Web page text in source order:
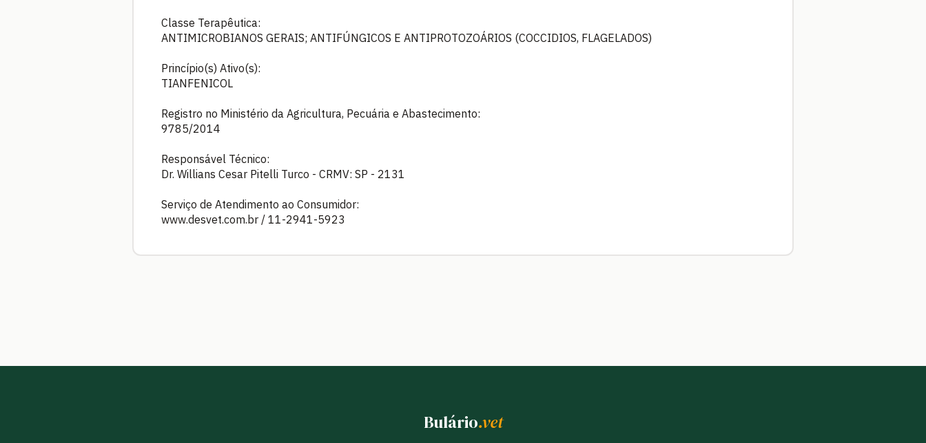
Classe Terapêutica:
ANTIMICROBIANOS GERAIS; ANTIFÚNGICOS E ANTIPROTOZOÁRIOS (COCCIDIOS, FLAGELADOS)
Princípio(s) Ativo(s):
TIANFENICOL
Registro no Ministério da Agricultura, Pecuária e Abastecimento:
9785/2014
Responsável Técnico:
Dr. Willians Cesar Pitelli Turco - CRMV: SP - 2131
Serviço de Atendimento ao Consumidor:
www.desvet.com.br / 11-2941-5923
Bulário.vet